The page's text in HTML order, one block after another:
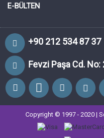
E-BÜLTEN
+90 212 534 87 37
Fevzi Paşa Cd.
Copyright © 1997 - 2020 |